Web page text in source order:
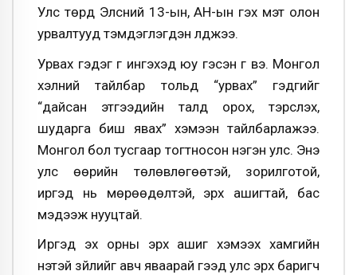
Улс төрд Элсний 13-ын, АН-ын гэх мэт олон
урвалтууд тэмдэглэгдэн үлджээ.
Урвах гэдэг үг ингэхэд юу гэсэн үг вэ. Монгол
хэлний тайлбар тольд “урвах” гэдгийг
“дайсан этгээдийн талд орох, тэрслэх,
шударга биш явах” хэмээн тайлбарлажээ.
Монгол бол тусгаар тогтносон нэгэн улс. Энэ
улс өөрийн төлөвлөгөөтэй, зорилготой,
иргэд нь мөрөөдөлтэй, эрх ашигтай, бас
мэдээж нууцтай.
Иргэд эх орны эрх ашиг хэмээх хамгийн
үнэтэй зүйлийг авч яваарай гээд улс эрх баригч